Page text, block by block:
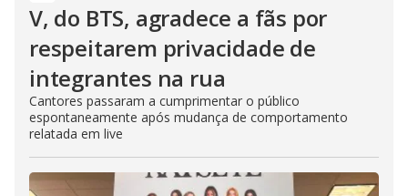
V, do BTS, agradece a fãs por
respeitarem privacidade de
integrantes na rua
Cantores passaram a cumprimentar o público
espontaneamente após mudança de comportamento
relatada em live